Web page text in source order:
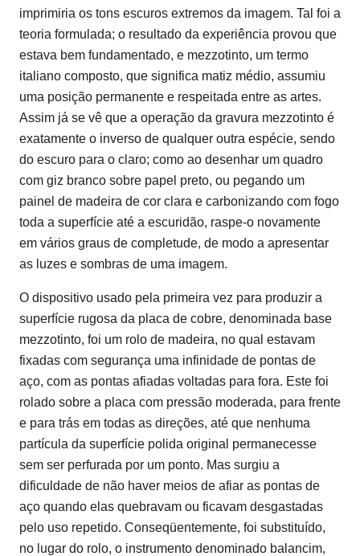
imprimiria os tons escuros extremos da imagem. Tal foi a
teoria formulada; o resultado da experiência provou que
estava bem fundamentado, e mezzotinto, um termo
italiano composto, que significa matiz médio, assumiu
uma posição permanente e respeitada entre as artes.
Assim já se vê que a operação da gravura mezzotinto é
exatamente o inverso de qualquer outra espécie, sendo
do escuro para o claro; como ao desenhar um quadro
com giz branco sobre papel preto, ou pegando um
painel de madeira de cor clara e carbonizando com fogo
toda a superfície até a escuridão, raspe-o novamente
em vários graus de completude, de modo a apresentar
as luzes e sombras de uma imagem.
O dispositivo usado pela primeira vez para produzir a
superfície rugosa da placa de cobre, denominada base
mezzotinto, foi um rolo de madeira, no qual estavam
fixadas com segurança uma infinidade de pontas de
aço, com as pontas afiadas voltadas para fora. Este foi
rolado sobre a placa com pressão moderada, para frente
e para trás em todas as direções, até que nenhuma
partícula da superfície polida original permanecesse
sem ser perfurada por um ponto. Mas surgiu a
dificuldade de não haver meios de afiar as pontas de
aço quando elas quebravam ou ficavam desgastadas
pelo uso repetido. Conseqüentemente, foi substituído,
no lugar do rolo, o instrumento denominado balancim,